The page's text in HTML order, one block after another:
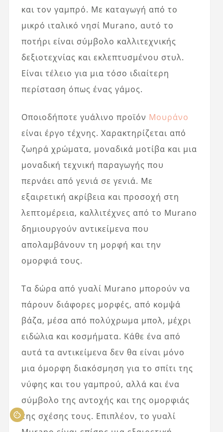
και τον γαμπρό. Με καταγωγή από το
μικρό ιταλικό νησί Murano, αυτό το
ποτήρι είναι σύμβολο καλλιτεχνικής
δεξιοτεχνίας και εκλεπτυσμένου στυλ.
Είναι τέλειο για μια τόσο ιδιαίτερη
περίσταση όπως ένας γάμος.
Οποιοδήποτε γυάλινο προϊόν Μουράνο
είναι έργο τέχνης. Χαρακτηρίζεται από
ζωηρά χρώματα, μοναδικά μοτίβα και μια
μοναδική τεχνική παραγωγής που
περνάει από γενιά σε γενιά. Με
εξαιρετική ακρίβεια και προσοχή στη
λεπτομέρεια, καλλιτέχνες από το Murano
δημιουργούν αντικείμενα που
απολαμβάνουν τη μορφή και την
ομορφιά τους.
Τα δώρα από γυαλί Murano μπορούν να
πάρουν διάφορες μορφές, από κομψά
βάζα, μέσα από πολύχρωμα μπολ, μέχρι
ειδώλια και κοσμήματα. Κάθε ένα από
αυτά τα αντικείμενα δεν θα είναι μόνο
μια όμορφη διακόσμηση για το σπίτι της
νύφης και του γαμπρού, αλλά και ένα
σύμβολο της αντοχής και της ομορφιάς
της σχέσης τους. Επιπλέον, το γυαλί